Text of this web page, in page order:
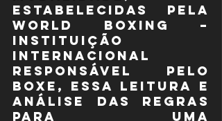
estabelecidas pela
World Boxing –
Instituição
Internacional
responsável pelo
Boxe, essa leitura e
análise das regras
para uma